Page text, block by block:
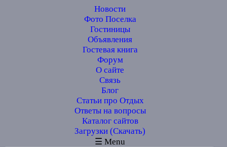
Новости
Фото Поселка
Гостиницы
Объявления
Гостевая книга
Форум
О сайте
Связь
Блог
Статьи про Отдых
Ответы на вопросы
Каталог сайтов
Загрузки (Скачать)
☰ Menu